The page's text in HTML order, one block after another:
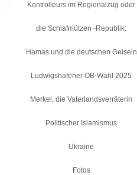
Kontrolleurs im Regionalzug oder
die Schlafmützen -Republik:
Hamas und die deutschen Geiseln
Ludwigshafener OB-Wahl 2025
Merkel, die Vaterlandsverräterin
Politischer Islamismus
Ukraine
Fotos